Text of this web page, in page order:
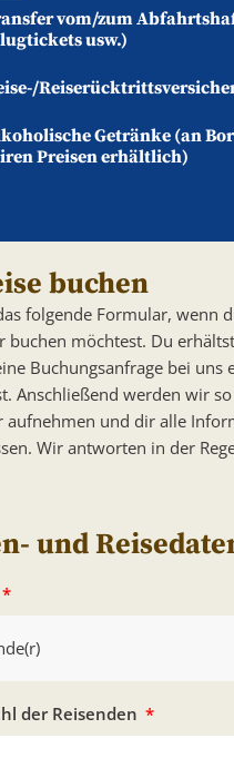
vom/zum
usw.)
Getränke (an
Preisen erhältlich)
buchen
folgende Formular, wenn
buchen möchtest. Du
Buchungsanfrage bei uns
Anschließend werden wir
aufnehmen und dir alle
Wir antworten in der
und
der Reisenden